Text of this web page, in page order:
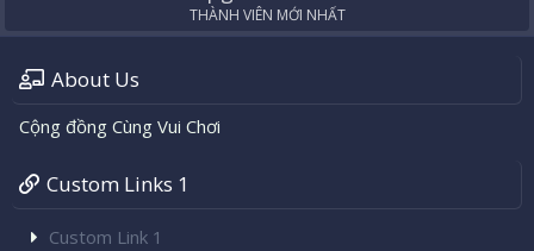
THÀNH VIÊN MỚI NHẤT
About Us
Cộng đồng Cùng Vui Chơi
Custom Links 1
Custom Link 1